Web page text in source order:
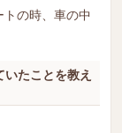
の時、車の中
たことを教え